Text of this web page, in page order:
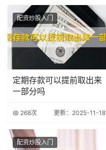
配资炒股入门
定期存款可以提前取出来
一部分吗
268次 更新：2025-11-18
配资炒股入门